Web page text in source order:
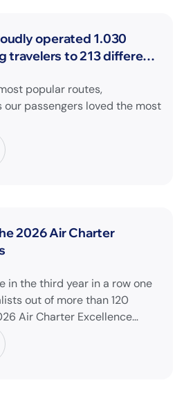
operated 1.030
travelers to 213 different
popular routes,
our passengers loved the most
2026 Air Charter
in the third year in a row one
out of more than 120
Air Charter Excellence
„Executive Passenger
Year (18 seats or less)“!